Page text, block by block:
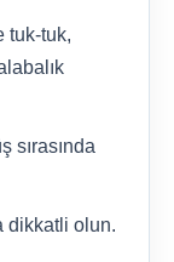
tuk-tuk,
sırasında
dikkatli olun.